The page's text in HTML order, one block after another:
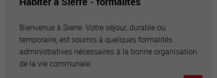
Bienvenue à Sierre. Votre séjour, durable ou
temporaire, est soumis à quelques formalités
administratives nécessaires à la bonne organisation
de la vie communale.